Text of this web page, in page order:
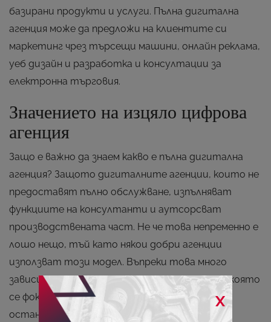
базирани продукти и услуги. Пълна дигитална
агенция може да предложи на клиентите си
маркетинг чрез търсещи машини, онлайн реклама,
уеб дизайн и разработка и консултации за
електронна търговия.
Значението на изцяло цифрова
агенция
Защо е важно да знаем какво е пълна дигитална
агенция? Защото дигиталните агенции, които не
предоставят пълно обслужване, изпълняват
функциите на консултанти и аутсорсват
производствената част. Не че това непременно е
лошо нещо, тъй като някои добри агенции
използват този модел. Въпреки това много
зависи дали искате да работите с агенция, която
се фокусира върху консултации и възлага
останалото на външни изпълнители, или
X